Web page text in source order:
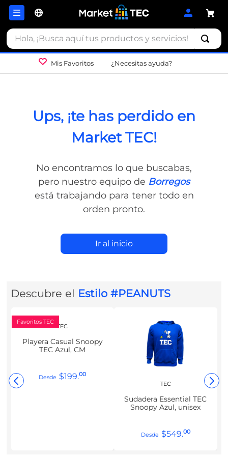
Hola, ¡Busca aquí tus productos y servicios!
Mis Favoritos ¿Necesitas ayuda?
Ups, ¡te has perdido en
Market TEC!
No encontramos lo que buscabas,
pero nuestro equipo de Borregos
está trabajando para tener todo en
orden pronto.
Ir al inicio
Descubre el Estilo #PEANUTS
Favoritos TEC
TEC
Playera Casual Snoopy
TEC Azul, CM
$199.00
TEC
Sudadera Essential TEC
Snoopy Azul, unisex
$549.00